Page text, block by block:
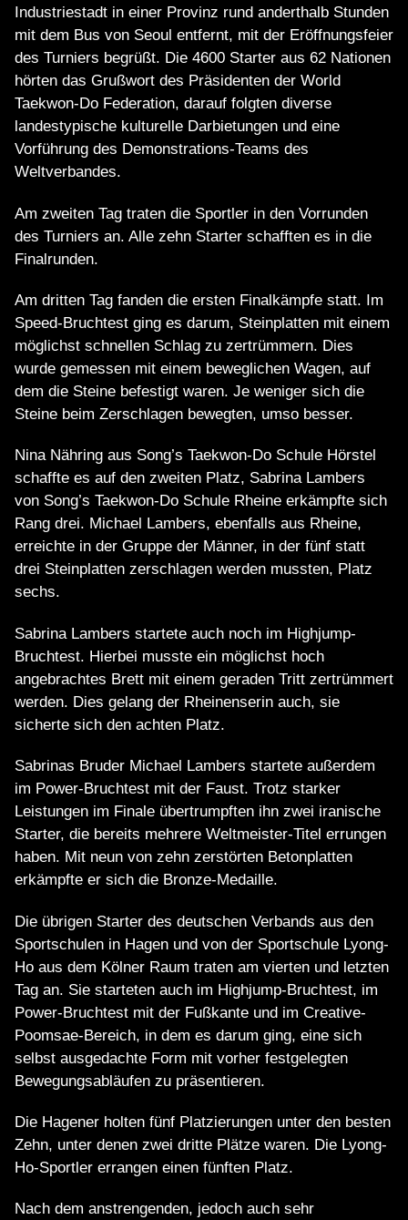
Industriestadt in einer Provinz rund anderthalb Stunden
mit dem Bus von Seoul entfernt, mit der Eröffnungsfeier
des Turniers begrüßt. Die 4600 Starter aus 62 Nationen
hörten das Grußwort des Präsidenten der World
Taekwon-Do Federation, darauf folgten diverse
landestypische kulturelle Darbietungen und eine
Vorführung des Demonstrations-Teams des
Weltverbandes.
Am zweiten Tag traten die Sportler in den Vorrunden
des Turniers an. Alle zehn Starter schafften es in die
Finalrunden.
Am dritten Tag fanden die ersten Finalkämpfe statt. Im
Speed-Bruchtest ging es darum, Steinplatten mit einem
möglichst schnellen Schlag zu zertrümmern. Dies
wurde gemessen mit einem beweglichen Wagen, auf
dem die Steine befestigt waren. Je weniger sich die
Steine beim Zerschlagen bewegten, umso besser.
Nina Nähring aus Song’s Taekwon-Do Schule Hörstel
schaffte es auf den zweiten Platz, Sabrina Lambers
von Song’s Taekwon-Do Schule Rheine erkämpfte sich
Rang drei. Michael Lambers, ebenfalls aus Rheine,
erreichte in der Gruppe der Männer, in der fünf statt
drei Steinplatten zerschlagen werden mussten, Platz
sechs.
Sabrina Lambers startete auch noch im Highjump-
Bruchtest. Hierbei musste ein möglichst hoch
angebrachtes Brett mit einem geraden Tritt zertrümmert
werden. Dies gelang der Rheinenserin auch, sie
sicherte sich den achten Platz.
Sabrinas Bruder Michael Lambers startete außerdem
im Power-Bruchtest mit der Faust. Trotz starker
Leistungen im Finale übertrumpften ihn zwei iranische
Starter, die bereits mehrere Weltmeister-Titel errungen
haben. Mit neun von zehn zerstörten Betonplatten
erkämpfte er sich die Bronze-Medaille.
Die übrigen Starter des deutschen Verbands aus den
Sportschulen in Hagen und von der Sportschule Lyong-
Ho aus dem Kölner Raum traten am vierten und letzten
Tag an. Sie starteten auch im Highjump-Bruchtest, im
Power-Bruchtest mit der Fußkante und im Creative-
Poomsae-Bereich, in dem es darum ging, eine sich
selbst ausgedachte Form mit vorher festgelegten
Bewegungsabläufen zu präsentieren.
Die Hagener holten fünf Platzierungen unter den besten
Zehn, unter denen zwei dritte Plätze waren. Die Lyong-
Ho-Sportler errangen einen fünften Platz.
Nach dem anstrengenden, jedoch auch sehr